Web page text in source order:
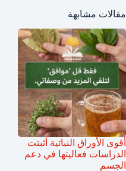
مقالات مشابهة
أقوى الأوراق النباتية أثبتت
الدراسات فعاليتها في دعم
الجسم